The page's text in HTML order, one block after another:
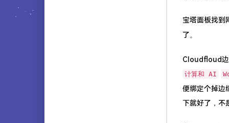
宝塔面板找到
了。
Cloudfloud边
计算和 AI
便绑定个掉边
下就好了，不